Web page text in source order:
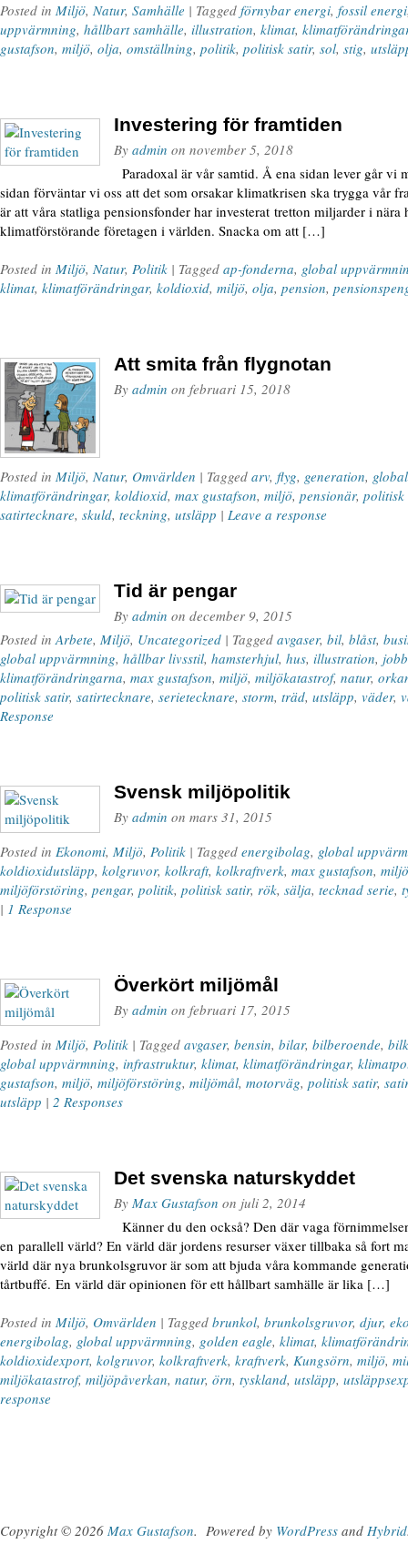
Posted in Miljö, Natur, Samhälle | Tagged förnybar energi, fossil energi
uppvärmning, hållbart samhälle, illustration, klimat,
gustafson, miljö, olja, omställning, politik, politisk satir, sol, stig,
Investering för framtiden
By admin on november 5, 2018
Paradoxal är vår samtid. Å ena sidan lever går vi
sidan förväntar vi oss att det som orsakar klimatkrisen ska trygga vår
är att våra statliga pensionsfonder har investerat tretton miljarder i nära
klimatförstörande företagen i världen. Snacka om att […]
Posted in Miljö, Natur, Politik | Tagged ap-fonderna, global
klimat, klimatförändringar, koldioxid, miljö, olja, pension,
Att smita från flygnotan
By admin on februari 15, 2018
Posted in Miljö, Natur, Omvärlden | Tagged arv, flyg, generation,
klimatförändringar, koldioxid, max gustafson, miljö, pensionär, politisk
satirtecknare, skuld, teckning, utsläpp | Leave a response
Tid är pengar
By admin on december 9, 2015
Posted inArbete, Miljö, Uncategorized | Tagged avgaser, bil, blåst,
global uppvärmning, hållbar livsstil, hamsterhjul, hus, illustration, jobb
klimatförändringarna, max gustafson, miljö, miljökatastrof, natur,
politisk satir, satirtecknare, serietecknare, storm, träd, utsläpp, väder,
Response
Svensk miljöpolitik
By admin on mars 31, 2015
Posted in Ekonomi, Miljö, Politik | Tagged energibolag, global
koldioxidutsläpp, kolgruvor, kolkraft, kolkraftverk, max gustafson, miljö
miljöförstöring, pengar, politik, politisk satir, rök, sälja, tecknad serie,
| 1 Response
Överkört miljömål
By admin on februari 17, 2015
Posted in Miljö, Politik | Tagged avgaser, bensin, bilar, bilberoende,
global uppvärmning, infrastruktur, klimat, klimatförändringar,
gustafson, miljö, miljöförstöring, miljömål, motorväg, politisk satir,
utsläpp | 2 Responses
Det svenska naturskyddet
By Max Gustafson on juli 2, 2014
Känner du den också? Den där vaga
en parallell värld? En värld där jordens resurser växer tillbaka så fort
värld där nya brunkolsgruvor är som att bjuda våra kommande
tårtbuffé. En värld där opinionen för ett hållbart samhälle är lika […]
Posted in Miljö, Omvärlden | Tagged brunkol, brunkolsgruvor, djur,
energibolag, global uppvärmning, golden eagle, klimat,
koldioxidexport, kolgruvor, kolkraftverk, kraftverk, Kungsörn, miljö,
miljökatastrof, miljöpåverkan, natur, örn, tyskland, utsläpp,
response
Copyright © 2026 Max Gustafson. Powered by WordPress and Hybrid